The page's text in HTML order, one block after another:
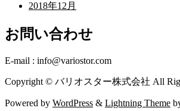
2018年12月
お問い合わせ
E-mail : info@variostor.com
Copyright © バリオスター株式会社 All
Powered by WordPress & Lightning Theme